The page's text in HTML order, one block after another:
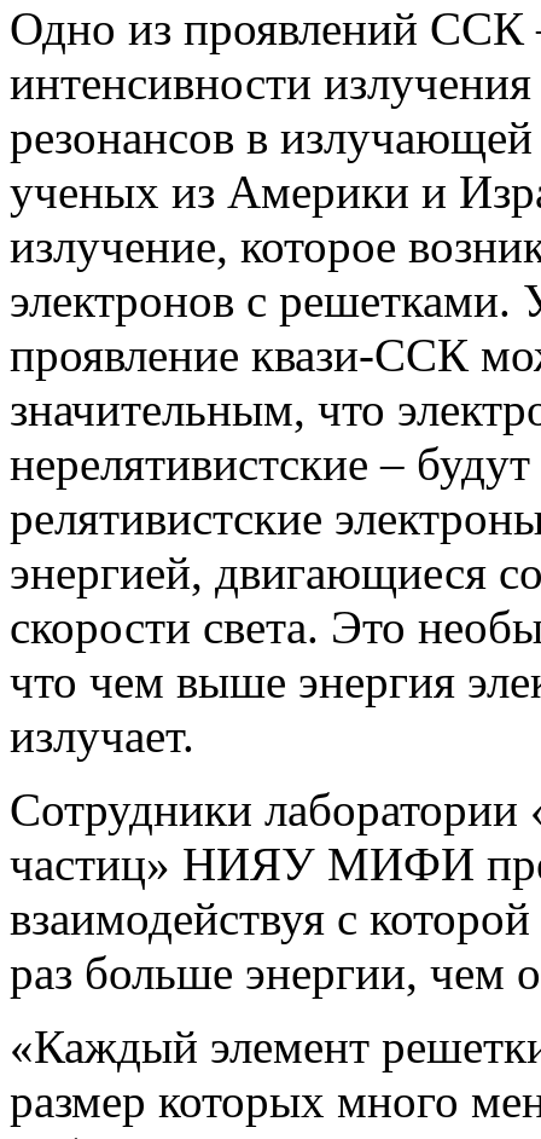
Одно из проявлений ССК
интенсивности
резонансов в
ученых из Америки и
излучение, которое
электронов с решетками.
проявление квази-ССК
значительным, что
нерелятивистские –
релятивистские
энергией, двигающиеся
скорости света. Это
что чем выше энергия
излучает.
Сотрудники
частиц» НИЯУ МИФИ
взаимодействуя с
раз больше энергии, чем
«Каждый элемент
размер которых много